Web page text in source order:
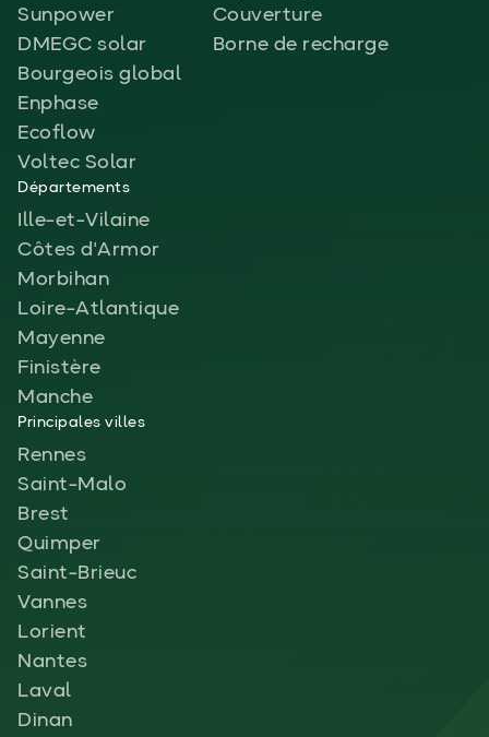
Sunpower
DMEGC solar
Bourgeois global
Enphase
Ecoflow
Voltec Solar
Couverture
Borne de recharge
Départements
Ille-et-Vilaine
Côtes d'Armor
Morbihan
Loire-Atlantique
Mayenne
Finistère
Manche
Principales villes
Rennes
Saint-Malo
Brest
Quimper
Saint-Brieuc
Vannes
Lorient
Nantes
Laval
Dinan